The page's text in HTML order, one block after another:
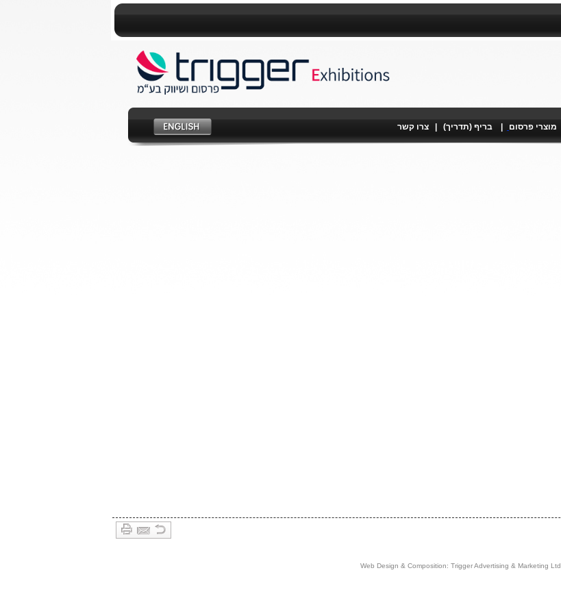
מוצרי פרסום בריף (תדריך) צרו קשר
Web Design & Composition: Trigger Advertising & Marketing Ltd